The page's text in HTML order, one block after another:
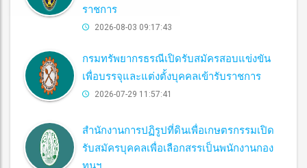
ราชการ
2026-08-03 09:17:43
กรมทรัพยากรธรณีเปิดรับสมัครสอบแข่งขัน
เพื่อบรรจุและแต่งตั้งบุคคลเข้ารับราชการ
2026-07-29 11:57:41
สำนักงานการปฏิรูปที่ดินเพื่อเกษตรกรรมเปิด
รับสมัครบุคคลเพื่อเลือกสรรเป็นพนักงานกอง